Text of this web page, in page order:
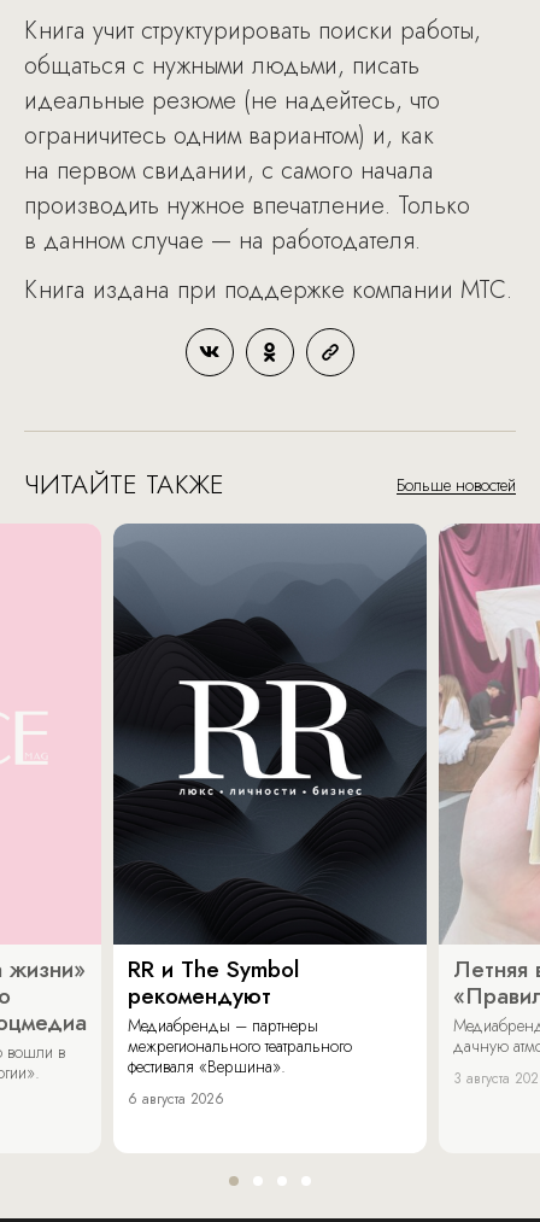
Книга учит структурировать поиски работы,
общаться с нужными людьми, писать
идеальные резюме (не надейтесь, что
ограничитесь одним вариантом) и, как
на первом свидании, с самого начала
производить нужное впечатление. Только
в данном случае — на работодателя.
Книга издана при поддержке компании МТС.
ЧИТАЙТЕ ТАКЖЕ Больше новостей
жизни»
вошли в
RR и The Symbol
рекомендуют
Медиабренды – партнеры
межрегионального театрального
фестиваля «Вершина».
6 августа 2026
Летняя
дачную
3 августа